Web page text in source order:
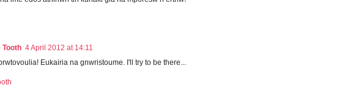
Tooth 4 April 2012 at 14:11
Eukairia na gnwristoume. I'll try to be there...